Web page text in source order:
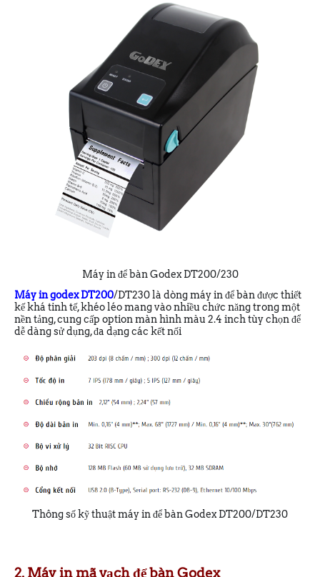
Máy in để bàn Godex DT200/230
Máy in godex DT200/DT230 là dòng máy in để bàn được thiết
kế khá tinh tế, khéo léo mang vào nhiều chức năng trong một
nền tảng, cung cấp option màn hình màu 2.4 inch tùy chọn để
dễ dàng sử dụng, đa dạng các kết nối
Thông số kỹ thuật máy in để bàn Godex DT200/DT230
2. Máy in mã vạch để bàn Godex